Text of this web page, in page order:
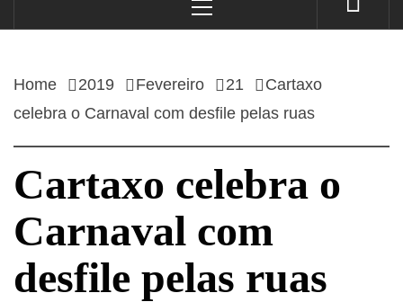
Menu
Home 2019 Fevereiro 21
Cartaxo
celebra o Carnaval com desfile pelas ruas
Cartaxo celebra o
Carnaval com
desfile pelas ruas